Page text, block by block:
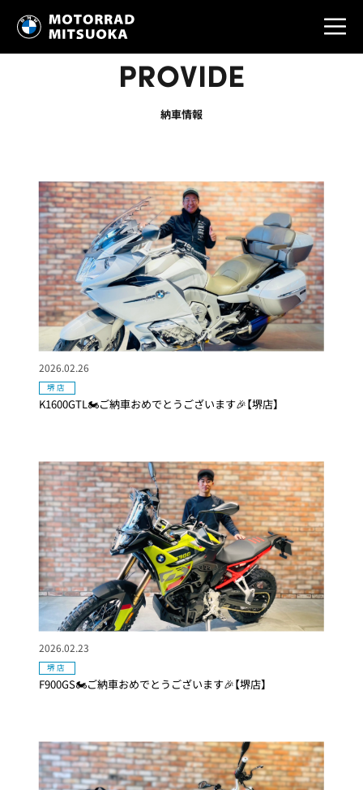
PROVIDE
納車情報
K1600GTL🏍ご納車おめでとうございます🎉【堺店】
2026.02.26
堺店
F900GS🏍ご納車おめでとうございます🎉【堺店】
2026.02.23
堺店